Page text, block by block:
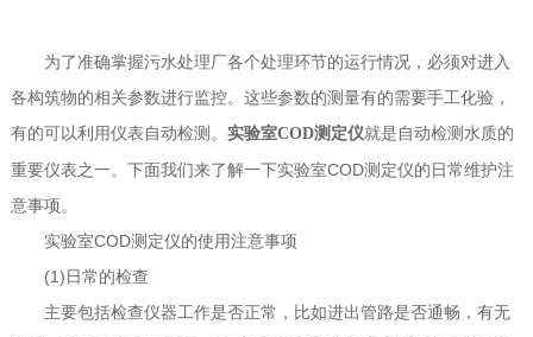
为了准确掌握污水处理厂各个处理环节的运行情况，必须对进入
各构筑物的相关参数进行监控。这些参数的测量有的需要手工化验，
有的可以利用仪表自动检测。 实验室COD测定仪就是自动检测水质的
重要仪表之一。下面我们来了解一下实验室COD测定仪的日常维护注
意事项。
实验室COD测定仪的使用注意事项
(1)日常的检查
主要包括检查仪器工作是否正常，比如进出管路是否通畅，有无